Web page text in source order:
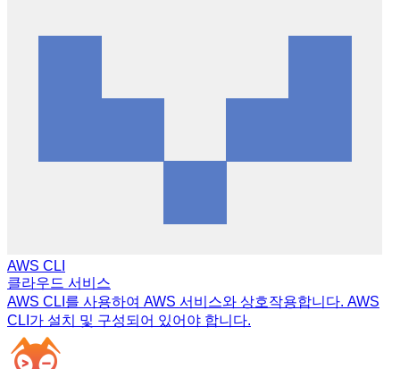
AWS CLI
클라우드 서비스
AWS CLI를 사용하여 AWS 서비스와 상호작용합니다. AWS
CLI가 설치 및 구성되어 있어야 합니다.